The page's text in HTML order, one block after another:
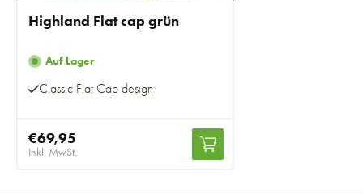
Highland Flat cap grün
Auf Lager
Classic Flat Cap design
€69,95
Inkl. MwSt.